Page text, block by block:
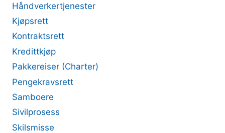
Håndverkertjenester
Kjøpsrett
Kontraktsrett
Kredittkjøp
Pakkereiser (Charter)
Pengekravsrett
Samboere
Sivilprosess
Skilsmisse